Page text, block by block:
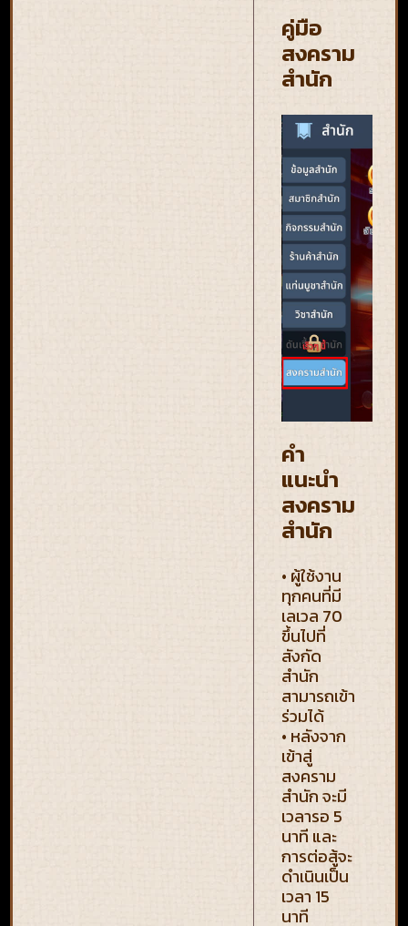
คู่มือ
สงคราม
สำนัก
คำ
แนะนำ
สงคราม
สำนัก
• ผู้ใช้งาน
ทุกคนที่มี
เลเวล 70
ขึ้นไปที่
สังกัด
สำนัก
สามารถเข้า
ร่วมได้
• หลังจาก
เข้าสู่
สงคราม
สำนัก จะมี
เวลารอ 5
นาที และ
การต่อสู้จะ
ดำเนินเป็น
เวลา 15
นาที